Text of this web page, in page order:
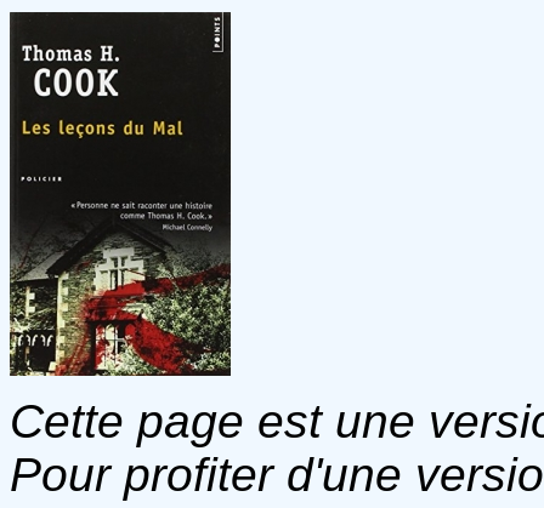
Cette page est une
Pour profiter d'une